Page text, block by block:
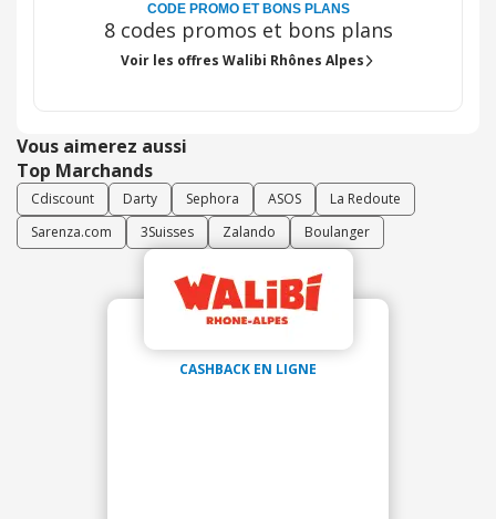
CODE PROMO ET BONS PLANS
8 codes promos et bons plans
Voir les offres Walibi Rhônes Alpes
Vous aimerez aussi
Top Marchands
Cdiscount Darty Sephora ASOS
La Redoute
Sarenza.com
3Suisses Zalando Boulanger
CASHBACK EN LIGNE